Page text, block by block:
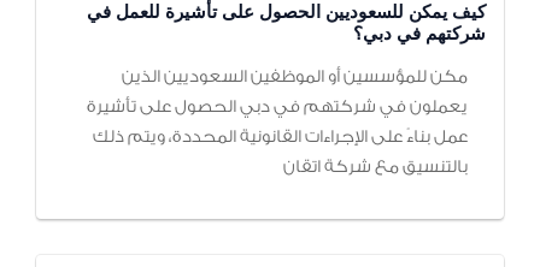
كيف يمكن للسعوديين الحصول على تأشيرة للعمل في
شركتهم في دبي؟
مكن للمؤسسين أو الموظفين السعوديين الذين
يعملون في شركتهم في دبي الحصول على تأشيرة
عمل بناءً على الإجراءات القانونية المحددة، ويتم ذلك
بالتنسيق مع شركة اتقان